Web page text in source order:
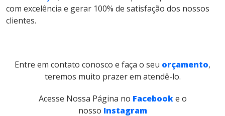
com excelência e gerar 100% de satisfação dos nossos
clientes.
Entre em contato conosco e faça o seu orçamento,
teremos muito prazer em atendê-lo.
Acesse Nossa Página no Facebook e o
nosso Instagram